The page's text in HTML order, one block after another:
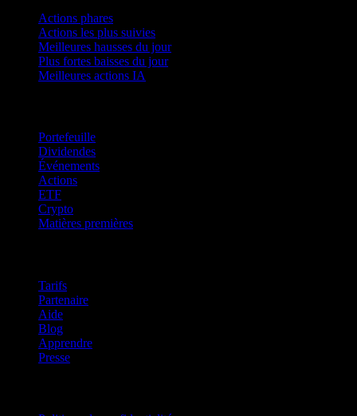
Actions phares
Actions les plus suivies
Meilleures hausses du jour
Plus fortes baisses du jour
Meilleures actions IA
Portefeuille
Dividendes
Événements
Actions
ETF
Crypto
Matières premières
Tarifs
Partenaire
Aide
Blog
Apprendre
Presse